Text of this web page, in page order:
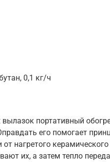
0,1 кг/ч
портативный
его помогает
нагретого
их, а затем тепло